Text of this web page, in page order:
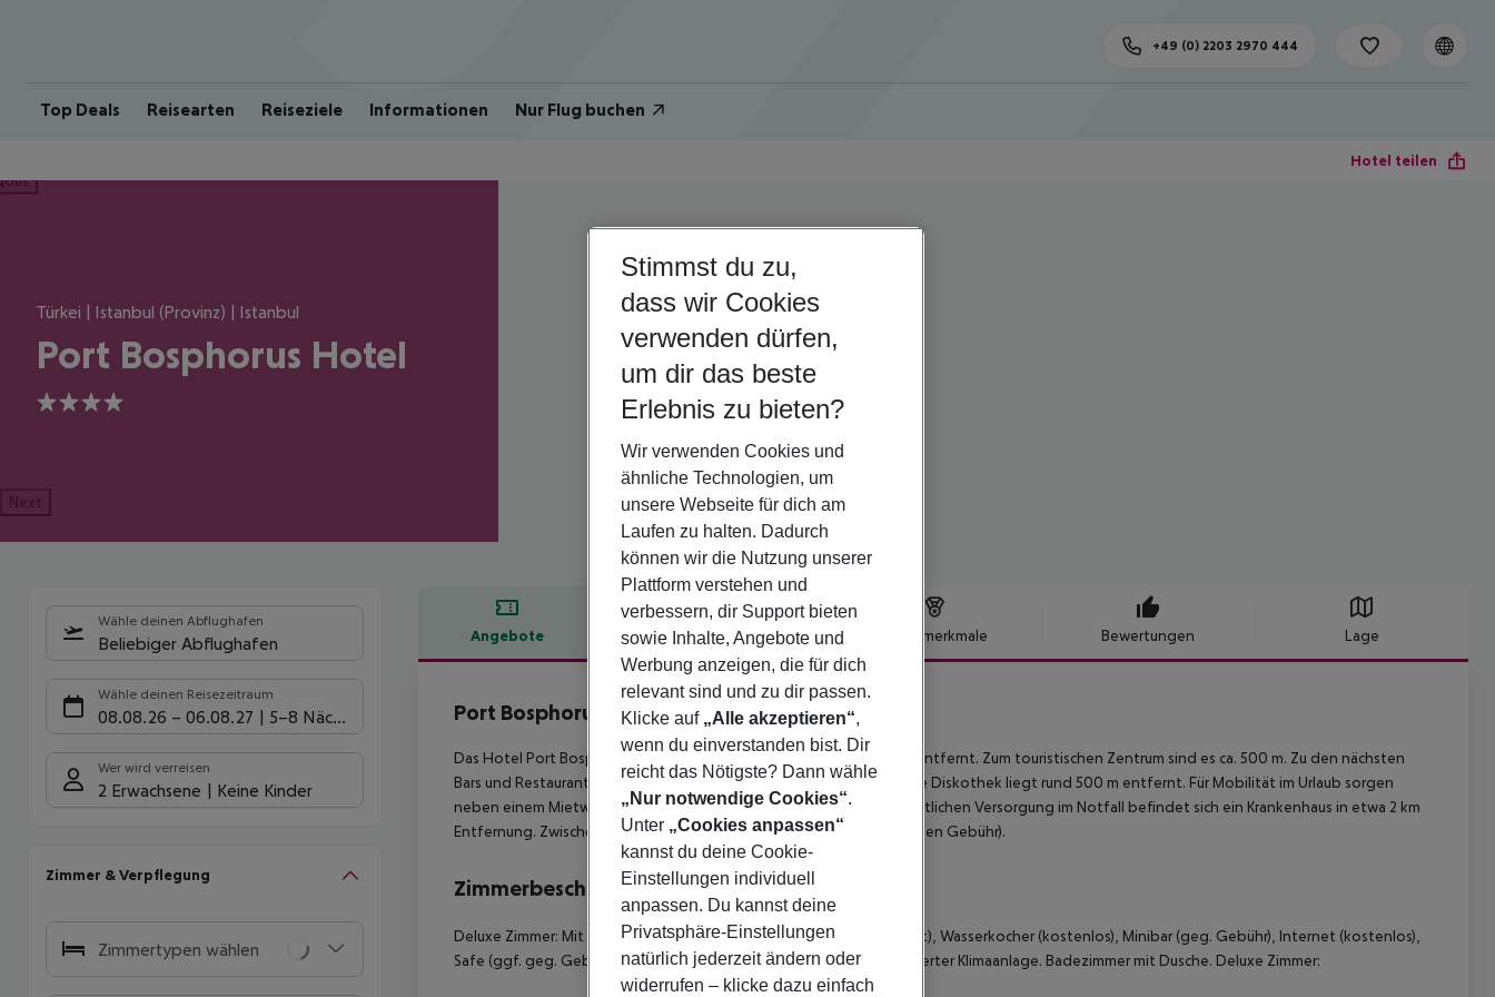
Top Deals Reisearten Reiseziele Informationen Nur Flug buchen
+49 (0) 2203 2970 444
Hotel teilen
Türkei | Istanbul (Provinz) | Istanbul
Port Bosphorus Hotel
4
Next
Wähle deinen Abflughafen
Beliebiger Abflughafen
Wähle deinen Reisezeitraum
08.08.26 – 06.08.27 5-8 Nächte
Wer wird verreisen
2 Erwachsene Keine Kinder
Zimmer & Verpflegung
Zimmertypen wählen
Angebote Hotelbeschreibung Hotelmerkmale Bewertungen Lage
Hotelbeschreibung
Port Bosphorus Hotel
4
Das Hotel Port Bosphorus Hotel befindet sich ca. 160 km von Bursa entfernt. Zum touristischen Zentrum sind es ca. 500 m. Zu den nächsten
Bars und Restaurants gelangt man nach rund 500 m. Auch die nächste Diskothek liegt rund 500 m entfernt. Für Mobilität im Urlaub sorgen
neben einem Mietwagen-Verleih auch ein Taxistand (ca. 10 m). Zur ärztlichen Versorgung im Notfall befindet sich ein Krankenhaus in etwa 2 km
Entfernung. Zwischen Hotel und Flughafen verkehrt ein Shuttle (gegen Gebühr).
Zimmerbeschreibung
Deluxe Zimmer: Mit Babybett (kostenlos), Heizung (zentral gesteuert), Wasserkocher (kostenlos), Minibar (geg. Gebühr), Internet (kostenlos),
Safe (ggf. geg. Gebühr) und Flatscreen-Sat-TV sowie zentral gesteuerter Klimaanlage. Badezimmer mit Dusche. Deluxe Zimmer:
Stimmst du zu,
dass wir Cookies
verwenden dürfen,
um dir das beste
Erlebnis zu bieten?
Wir verwenden Cookies und
ähnliche Technologien, um
unsere Webseite für dich am
Laufen zu halten. Dadurch
können wir die Nutzung unserer
Plattform verstehen und
verbessern, dir Support bieten
sowie Inhalte, Angebote und
Werbung anzeigen, die für dich
relevant sind und zu dir passen.
Klicke auf „Alle akzeptieren“,
wenn du einverstanden bist. Dir
reicht das Nötigste? Dann wähle
„Nur notwendige Cookies“.
Unter „Cookies anpassen“
kannst du deine Cookie-
Einstellungen individuell
anpassen. Du kannst deine
Privatsphäre-Einstellungen
natürlich jederzeit ändern oder
widerrufen – klicke dazu einfach